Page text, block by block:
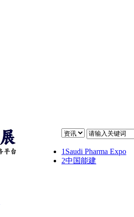
1 Saudi Pharma Expo
2中国能建